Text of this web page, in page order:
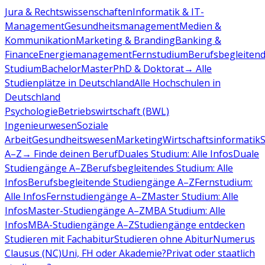
Jura & RechtswissenschaftenInformatik & IT-
ManagementGesundheitsmanagementMedien &
KommunikationMarketing & BrandingBanking &
FinanceEnergiemanagementFernstudiumBerufsbegleitend
StudiumBachelorMasterPhD & Doktorat→ Alle
Studienplätze in DeutschlandAlle Hochschulen in
Deutschland
PsychologieBetriebswirtschaft (BWL)
IngenieurwesenSoziale
ArbeitGesundheitswesenMarketingWirtschaftsinformatik
A–Z→ Finde deinen BerufDuales Studium: Alle InfosDuale
Studiengänge A–ZBerufsbegleitendes Studium: Alle
InfosBerufsbegleitende Studiengänge A–ZFernstudium:
Alle InfosFernstudiengänge A–ZMaster Studium: Alle
InfosMaster-Studiengänge A–ZMBA Studium: Alle
InfosMBA-Studiengänge A–ZStudiengänge entdecken
Studieren mit FachabiturStudieren ohne AbiturNumerus
Clausus (NC)Uni, FH oder Akademie?Privat oder staatlich